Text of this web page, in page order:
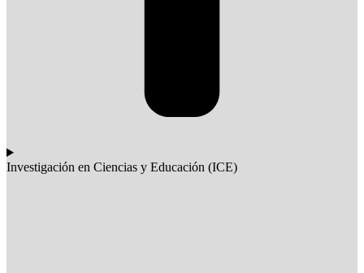
Investigación en Ciencias y Educación (ICE)